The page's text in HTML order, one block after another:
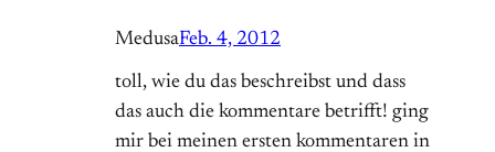
MedusaFeb. 4, 2012
toll, wie du das beschreibst und dass
das auch die kommentare betrifft! ging
mir bei meinen ersten kommentaren in